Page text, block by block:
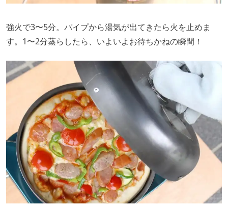
強火で3〜5分。パイプから湯気が出てきたら火を止めま
す。1〜2分蒸らしたら、いよいよお待ちかねの瞬間！